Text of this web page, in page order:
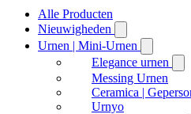
Alle Producten
Nieuwigheden
Urnen | Mini-Urnen
Elegance urnen
Messing Urnen
Ceramica |
Urnyo